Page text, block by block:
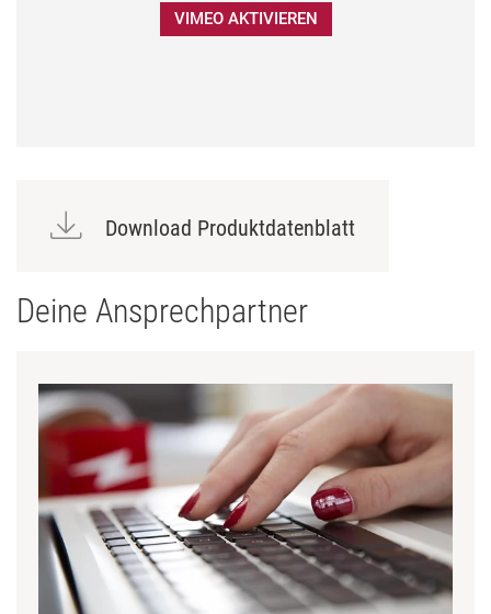
VIMEO AKTIVIEREN
Download Produktdatenblatt
Deine Ansprechpartner